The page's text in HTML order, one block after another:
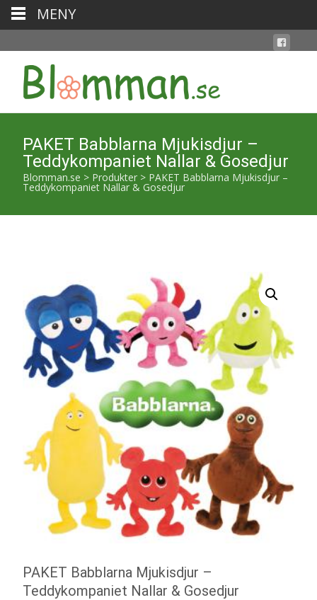
PAKET Babblarna Mjukisdjur –
Teddykompaniet Nallar & Gosedjur
Blomman.se > Produkter > PAKET Babblarna Mjukisdjur –
Teddykompaniet Nallar & Gosedjur
PAKET Babblarna Mjukisdjur –
Teddykompaniet Nallar & Gosedjur
MENY